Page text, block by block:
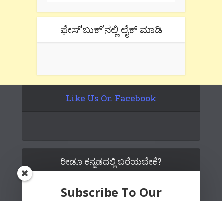
ಫೇಸ್’ಬುಕ್’ನಲ್ಲಿ ಲೈಕ್ ಮಾಡಿ
Like Us On Facebook
ರೀಡೂ ಕನ್ನಡದಲ್ಲಿ ಬರೆಯಬೇಕೆ?
Subscribe To Our